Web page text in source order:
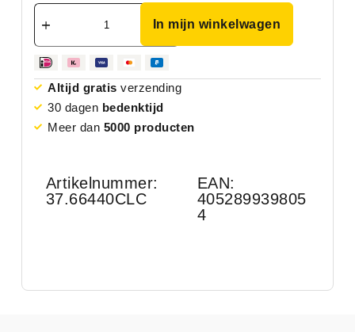
In mijn winkelwagen
Altijd gratis verzending
30 dagen bedenktijd
Meer dan 5000 producten
Artikelnummer:
37.66440CLC
EAN:
405289939805
4